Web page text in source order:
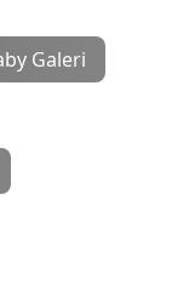
Galeri